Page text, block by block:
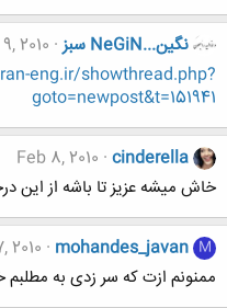
نگين...NeGiN سبز
2010
eng.ir/showthread.php?
goto=newpost&t=151941
cinderella
Feb 8, 2010
خاش میشه عزیز تا باشه از این
M
mohandes_javan
2010
ممنونم ازت که سر زدی به مطلبم